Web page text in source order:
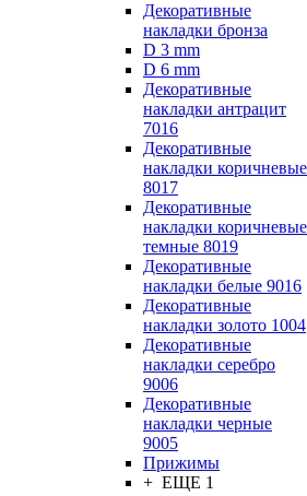
Декоративные
накладки бронза
D 3 mm
D 6 mm
Декоративные
накладки антрацит
7016
Декоративные
накладки коричневые
8017
Декоративные
накладки коричневые
темные 8019
Декоративные
накладки белые 9016
Декоративные
накладки золото 1004
Декоративные
накладки серебро
9006
Декоративные
накладки черные
9005
Прижимы
+ ЕЩЕ 1